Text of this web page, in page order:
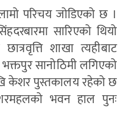
परिचय जोडिएको छ ।
सारिएको थियो
शाखा त्यहीबाट
सानोठिमी लगिएको
केशर पुस्तकालय रहेको छ
भवन हाल पुनः